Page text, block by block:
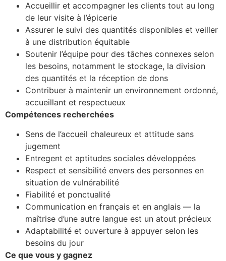
Accueillir et accompagner les clients tout au long
de leur visite à l’épicerie
Assurer le suivi des quantités disponibles et veiller
à une distribution équitable
Soutenir l’équipe pour des tâches connexes selon
les besoins, notamment le stockage, la division
des quantités et la réception de dons
Contribuer à maintenir un environnement ordonné,
accueillant et respectueux
Compétences recherchées
Sens de l’accueil chaleureux et attitude sans
jugement
Entregent et aptitudes sociales développées
Respect et sensibilité envers des personnes en
situation de vulnérabilité
Fiabilité et ponctualité
Communication en français et en anglais — la
maîtrise d’une autre langue est un atout précieux
Adaptabilité et ouverture à appuyer selon les
besoins du jour
Ce que vous y gagnez